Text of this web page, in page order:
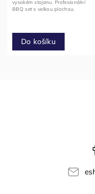
Do košíku
vysokém stojanu. Profesionální
BBQ set s velkou plochou.